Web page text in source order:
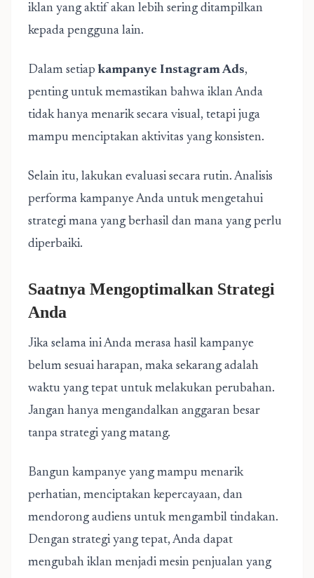
iklan yang aktif akan lebih sering ditampilkan
kepada pengguna lain.
Dalam setiap kampanye Instagram Ads,
penting untuk memastikan bahwa iklan Anda
tidak hanya menarik secara visual, tetapi juga
mampu menciptakan aktivitas yang konsisten.
Selain itu, lakukan evaluasi secara rutin. Analisis
performa kampanye Anda untuk mengetahui
strategi mana yang berhasil dan mana yang perlu
diperbaiki.
Saatnya Mengoptimalkan Strategi
Anda
Jika selama ini Anda merasa hasil kampanye
belum sesuai harapan, maka sekarang adalah
waktu yang tepat untuk melakukan perubahan.
Jangan hanya mengandalkan anggaran besar
tanpa strategi yang matang.
Bangun kampanye yang mampu menarik
perhatian, menciptakan kepercayaan, dan
mendorong audiens untuk mengambil tindakan.
Dengan strategi yang tepat, Anda dapat
mengubah iklan menjadi mesin penjualan yang